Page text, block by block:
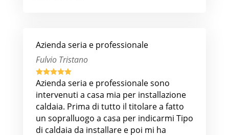
Azienda seria e professionale
Fulvio Tristano

Azienda seria e professionale sono
intervenuti a casa mia per installazione
caldaia. Prima di tutto il titolare a fatto
un sopralluogo a casa per indicarmi Tipo
di caldaia da installare e poi mi ha